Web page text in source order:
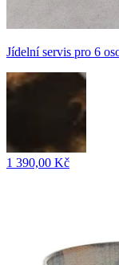
Jídelní servis pro 6
1 390,00 Kč